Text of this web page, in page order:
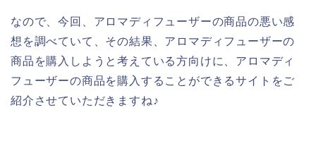
なので、今回、アロマディフューザーの商品の悪い感
想を調べていて、その結果、アロマディフューザーの
商品を購入しようと考えている方向けに、アロマディ
フューザーの商品を購入することができるサイトをご
紹介させていただきますね♪